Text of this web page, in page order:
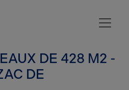
DE 428 M2 -
DE